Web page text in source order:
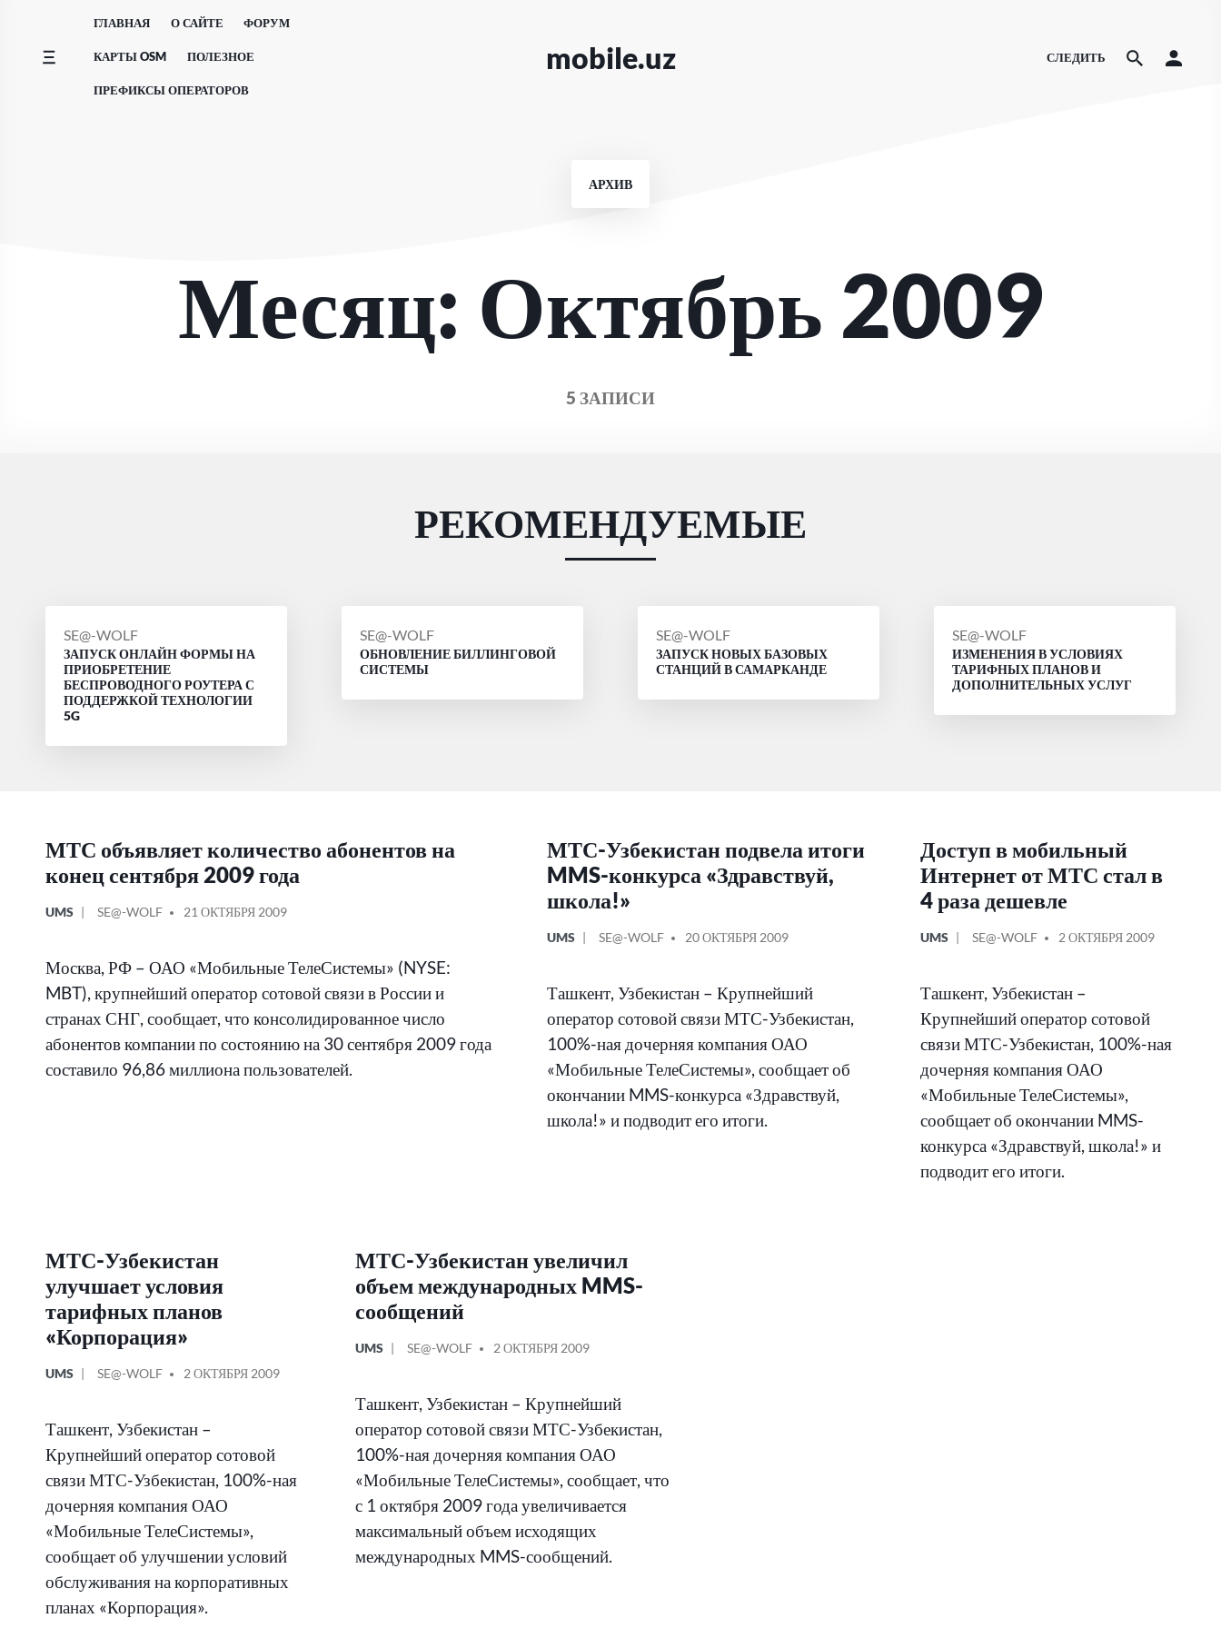
содержимому
ГЛАВНАЯ О САЙТЕ ФОРУМ
КАРТЫ OSM ПОЛЕЗНОЕ
ПРЕФИКСЫ ОПЕРАТОРОВ
mobile.uz СЛЕДИТЬ
АРХИВ
Месяц: Октябрь 2009
5 ЗАПИСИ
РЕКОМЕНДУЕМЫЕ
СООБЩЕНИЕ
ОТ
SE@-WOLF
ЗАПУСК ОНЛАЙН ФОРМЫ НА
ПРИОБРЕТЕНИЕ
БЕСПРОВОДНОГО РОУТЕРА С
ПОДДЕРЖКОЙ ТЕХНОЛОГИИ
5G
СООБЩЕНИЕ
ОТ
SE@-WOLF
ОБНОВЛЕНИЕ БИЛЛИНГОВОЙ
СИСТЕМЫ
СООБЩЕНИЕ
ОТ
SE@-WOLF
ЗАПУСК НОВЫХ БАЗОВЫХ
СТАНЦИЙ В САМАРКАНДЕ
СООБЩЕНИЕ
ОТ
SE@-WOLF
ИЗМЕНЕНИЯ В УСЛОВИЯХ
ТАРИФНЫХ ПЛАНОВ И
ДОПОЛНИТЕЛЬНЫХ УСЛУГ
МТС объявляет количество абонентов на
конец сентября 2009 года
ОПУБЛИКОВАНО
UMS
СООБЩЕНИЕ
SE@-WOLF 21 ОКТЯБРЯ 2009
Москва, РФ – ОАО «Мобильные ТелеСистемы» (NYSE:
MBT), крупнейший оператор сотовой связи в России и
странах СНГ, сообщает, что консолидированное число
абонентов компании по состоянию на 30 сентября 2009 года
составило 96,86 миллиона пользователей.
МТС-Узбекистан подвела итоги
MMS-конкурса «Здравствуй,
школа!»
ОПУБЛИКОВАНО
UMS
СООБЩЕНИЕ
SE@-WOLF 20 ОКТЯБРЯ 2009
Ташкент, Узбекистан – Крупнейший
оператор сотовой связи МТС-Узбекистан,
100%-ная дочерняя компания ОАО
«Мобильные ТелеСистемы», сообщает об
окончании MMS-конкурса «Здравствуй,
школа!» и подводит его итоги.
Доступ в мобильный
Интернет от МТС стал в
4 раза дешевле
ОПУБЛИКОВАНО
UMS
СООБЩЕНИЕ
SE@-WOLF 2 ОКТЯБРЯ 2009
Ташкент, Узбекистан –
Крупнейший оператор сотовой
связи МТС-Узбекистан, 100%-ная
дочерняя компания ОАО
«Мобильные ТелеСистемы»,
сообщает об окончании MMS-
конкурса «Здравствуй, школа!» и
подводит его итоги.
МТС-Узбекистан
улучшает условия
тарифных планов
«Корпорация»
ОПУБЛИКОВАНО
UMS
СООБЩЕНИЕ
SE@-WOLF 2 ОКТЯБРЯ 2009
Ташкент, Узбекистан –
Крупнейший оператор сотовой
связи МТС-Узбекистан, 100%-ная
дочерняя компания ОАО
«Мобильные ТелеСистемы»,
сообщает об улучшении условий
обслуживания на корпоративных
планах «Корпорация».
МТС-Узбекистан увеличил
объем международных MMS-
сообщений
ОПУБЛИКОВАНО
UMS
СООБЩЕНИЕ
SE@-WOLF 2 ОКТЯБРЯ 2009
Ташкент, Узбекистан – Крупнейший
оператор сотовой связи МТС-Узбекистан,
100%-ная дочерняя компания ОАО
«Мобильные ТелеСистемы», сообщает, что
с 1 октября 2009 года увеличивается
максимальный объем исходящих
международных MMS-сообщений.